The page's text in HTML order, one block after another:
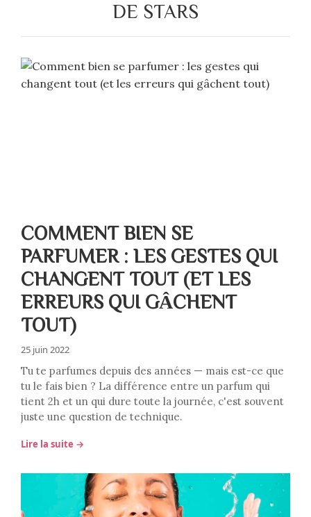
DE STARS
COMMENT BIEN SE
PARFUMER : LES GESTES QUI
CHANGENT TOUT (ET LES
ERREURS QUI GÂCHENT
TOUT)
25 juin 2022
Tu te parfumes depuis des années — mais est-ce que
tu le fais bien ? La différence entre un parfum qui
tient 2h et un qui dure toute la journée, c'est souvent
juste une question de technique.
Lire la suite →